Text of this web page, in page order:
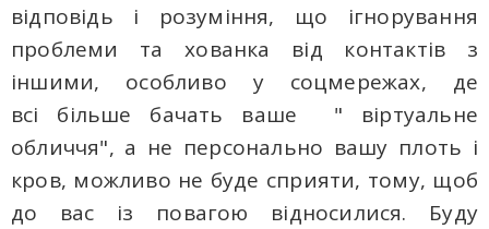
відповідь і розуміння, що ігнорування
проблеми та хованка від контактів з
іншими, особливо у соцмережах, де
всі більше бачать ваше " віртуальне
обличчя", а не персонально вашу плоть і
кров, можливо не буде сприяти, тому, щоб
до вас із повагою відносилися. Буду